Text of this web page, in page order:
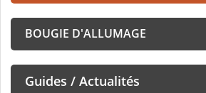
BOUGIE D'ALLUMAGE
Guides / Actualités